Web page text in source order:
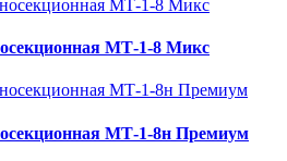
МТ-1-8 Микс
МТ-1-8н Премиум